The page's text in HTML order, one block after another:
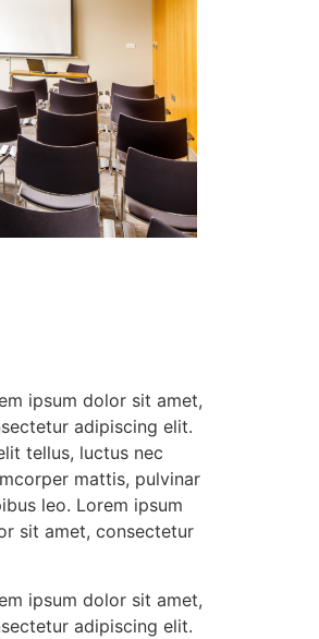
ipsum dolor sit amet,
adipiscing elit.
tellus, luctus nec
mattis, pulvinar
leo. Lorem ipsum
sit amet, consectetur
ipsum dolor sit amet,
adipiscing elit.